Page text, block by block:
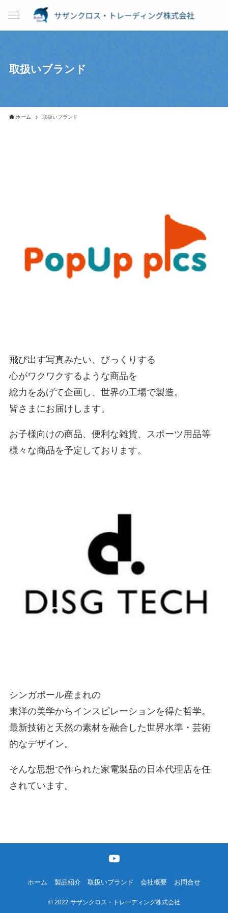
取扱いブランド
ホーム 取扱いブランド
飛び出す写真みたい、びっくりする
心がワクワクするような商品を
総力をあげて企画し、世界の工場で製造。
皆さまにお届けします。
お子様向けの商品、便利な雑貨、スポーツ用品等
様々な商品を予定しております。
シンガポール産まれの
東洋の美学からインスピレーションを得た哲学。
最新技術と天然の素材を融合した世界水準・芸術
的なデザイン。
そんな思想で作られた家電製品の日本代理店を任
されています。
ホーム 製品紹介 取扱いブランド 会社概要 お問合せ
©2022 サザンクロス・トレーディング株式会社